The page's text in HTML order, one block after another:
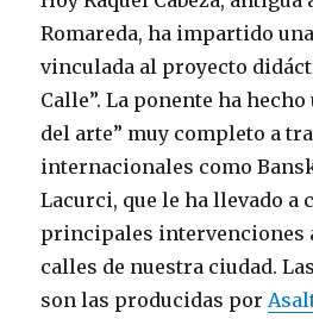
Romareda, ha impartido
vinculada al proyecto
Calle”. La ponente ha
del arte” muy completo a
internacionales como
Lacurci, que le ha llevado a
principales intervenciones
calles de nuestra ciudad.
son las producidas por